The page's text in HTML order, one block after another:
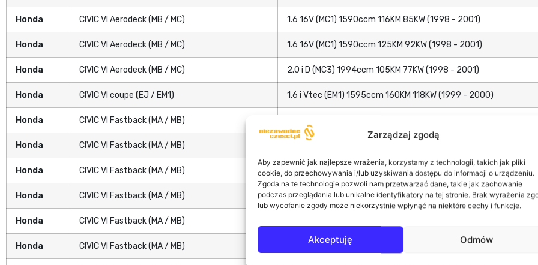
Zarządzaj zgodą
Aby zapewnić jak najlepsze wrażenia, korzystamy z technologii, takich jak pliki
cookie, do przechowywania i/lub uzyskiwania dostępu do informacji o urządzeniu.
Zgoda na te technologie pozwoli nam przetwarzać dane, takie jak zachowanie
podczas przeglądania lub unikalne identyfikatory na tej stronie. Brak wyrażenia
lub wycofanie zgody może niekorzystnie wpłynąć na niektóre cechy i funkcje.
Akceptuję Odmów
Honda CIVIC VI Aerodeck (MB / MC) 1.6 16V (MC1) 1590ccm 116KM 85KW (1998 - 2001)
Honda CIVIC VI Aerodeck (MB / MC) 1.6 16V (MC1) 1590ccm 125KM 92KW (1998 - 2001)
Honda CIVIC VI Aerodeck (MB / MC) 2.0 i D (MC3) 1994ccm 105KM 77KW (1998 - 2001)
Honda CIVIC VI coupe (EJ / EM1) 1.6 i Vtec (EM1) 1595ccm 160KM 118KW (1999 - 2000)
Honda CIVIC VI Fastback (MA / MB)
Honda CIVIC VI Fastback (MA / MB)
Honda CIVIC VI Fastback (MA / MB) 1.5 16V (MB3) 1493ccm 114KM 84KW (1997 - 2001)
Honda CIVIC VI Fastback (MA / MB) 1.5 i Vtec-E (MA9) 1493ccm 90KM 66KW (1994 - 1997)
Honda CIVIC VI Fastback (MA / MB)
Honda CIVIC VI Fastback (MA / MB) 1.6 i (MB1) 1590ccm 113KM 83KW (1994 - 1997)